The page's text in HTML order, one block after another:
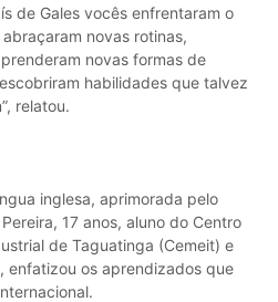
de Gales vocês enfrentaram o
novas rotinas,
novas formas de
habilidades que talvez
relatou.
inglesa, aprimorada pelo
17 anos, aluno do Centro
de Taguatinga (Cemeit) e
enfatizou os aprendizados que